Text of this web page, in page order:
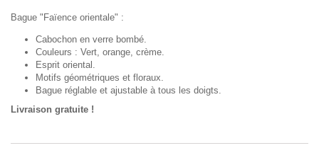
Bague "Faïence orientale" :
Cabochon en verre bombé.
Couleurs : Vert, orange, crème.
Esprit oriental.
Motifs géométriques et floraux.
Bague réglable et ajustable à tous les doigts.
Livraison gratuite !